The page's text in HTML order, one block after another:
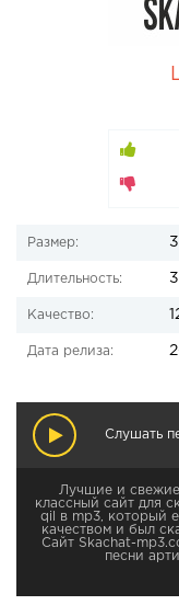
Размер:
Длительность:
Качество:
Дата релиза:
Слушать
Лучшие и
классный сайт для
qil в mp3, который
качеством и был
Сайт Skachat-
песни